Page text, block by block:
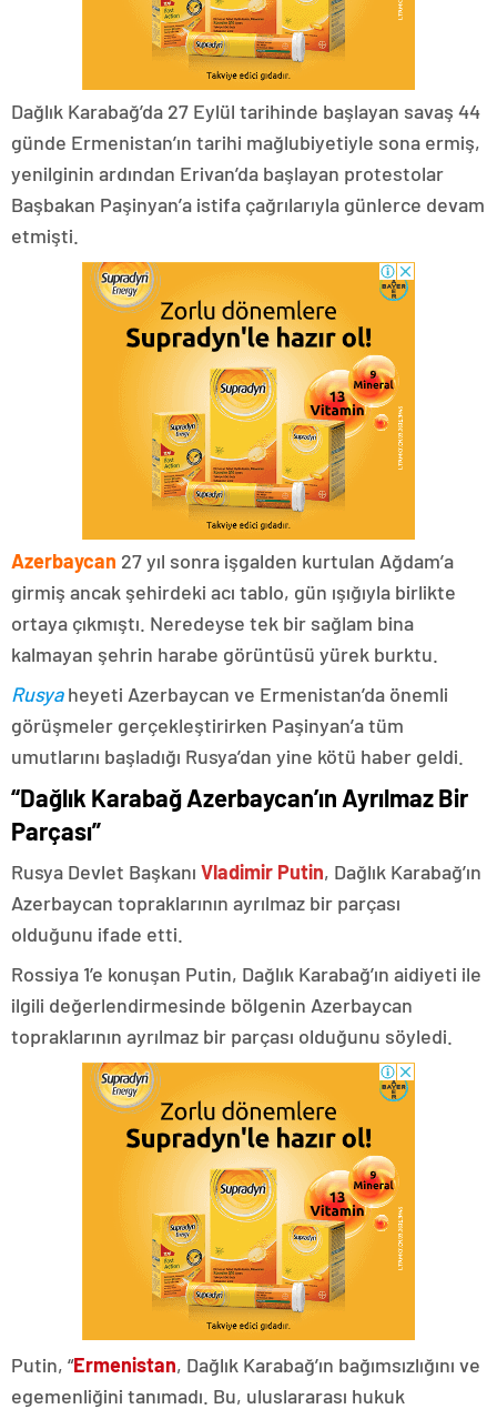
Dağlık Karabağ’da 27 Eylül tarihinde başlayan savaş 44
günde Ermenistan’ın tarihi mağlubiyetiyle sona ermiş,
yenilginin ardından Erivan’da başlayan protestolar
Başbakan Paşinyan’a istifa çağrılarıyla günlerce devam
etmişti.
Azerbaycan 27 yıl sonra işgalden kurtulan Ağdam’a
girmiş ancak şehirdeki acı tablo, gün ışığıyla birlikte
ortaya çıkmıştı. Neredeyse tek bir sağlam bina
kalmayan şehrin harabe görüntüsü yürek burktu.
Rusyaheyeti Azerbaycan ve Ermenistan’da önemli
görüşmeler gerçekleştirirken Paşinyan’a tüm
umutlarını başladığı Rusya’dan yine kötü haber geldi.
“Dağlık Karabağ Azerbaycan’ın Ayrılmaz Bir
Parçası”
Rusya Devlet Başkanı Vladimir Putin, Dağlık Karabağ’ın
Azerbaycan topraklarının ayrılmaz bir parçası
olduğunu ifade etti.
Rossiya 1’e konuşan Putin, Dağlık Karabağ’ın aidiyeti ile
ilgili değerlendirmesinde bölgenin Azerbaycan
topraklarının ayrılmaz bir parçası olduğunu söyledi.
Putin, “Ermenistan, Dağlık Karabağ’ın bağımsızlığını ve
egemenliğini tanımadı. Bu, uluslararası hukuk